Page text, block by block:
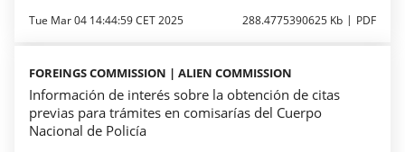
Tue Mar 04 14:44:59 CET 2025 288.4775390625 Kb PDF
FOREINGS COMMISSION | ALIEN COMMISSION
Información de interés sobre la obtención de citas
previas para trámites en comisarías del Cuerpo
Nacional de Policía